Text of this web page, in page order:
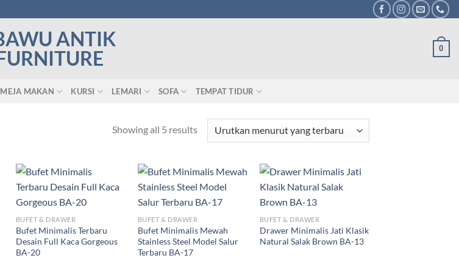
0
MEJA MAKAN KURSI LEMARI SOFA TEMPAT TIDUR
Showing all 5 results
BUFET & DRAWER
Bufet Minimalis Terbaru
Desain Full Kaca Gorgeous
BA-20
BUFET & DRAWER
Bufet Minimalis Mewah
Stainless Steel Model Salur
Terbaru BA-17
BUFET & DRAWER
Drawer Minimalis Jati Klasik
Natural Salak Brown BA-13